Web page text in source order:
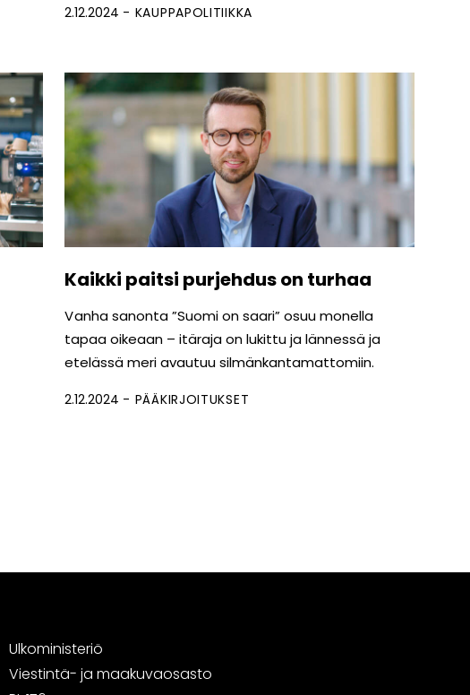
2.12.2024 KAUPPAPOLITIIKKA
Kaikki paitsi purjehdus on turhaa
V anha sanonta ”Suomi on saari” osuu monella
tapaa oikeaan – itäraja on lukittu ja lännessä ja
etelässä meri avautuu silmänkantamattomiin.
2.12.2024 PÄÄKIRJOITUKSET
Ulkoministeriö
Viestintä- ja maakuvaosasto